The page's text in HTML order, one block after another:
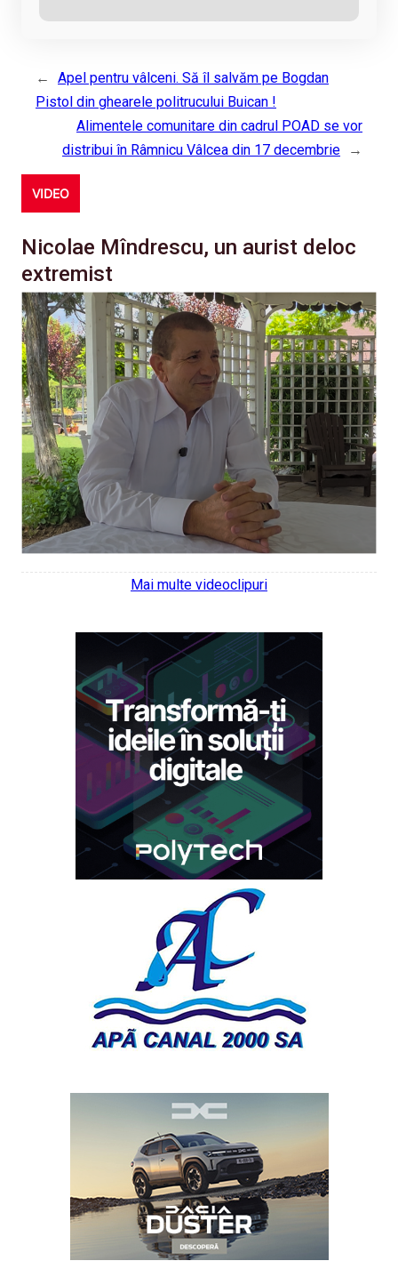
←
Apel pentru vâlceni. Să îl salvăm pe Bogdan
Pistol din ghearele politrucului Buican !
Alimentele comunitare din cadrul POAD se vor
distribui în Râmnicu Vâlcea din 17 decembrie
→
VIDEO
Nicolae Mîndrescu, un aurist deloc
extremist
Mai multe videoclipuri